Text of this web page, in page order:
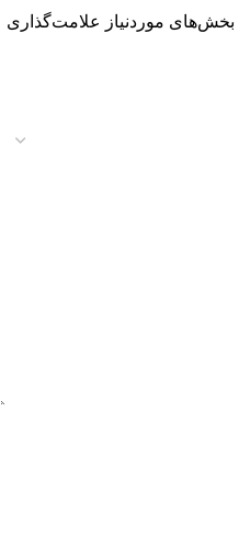
بخش‌های موردنیاز علامت‌گذاری